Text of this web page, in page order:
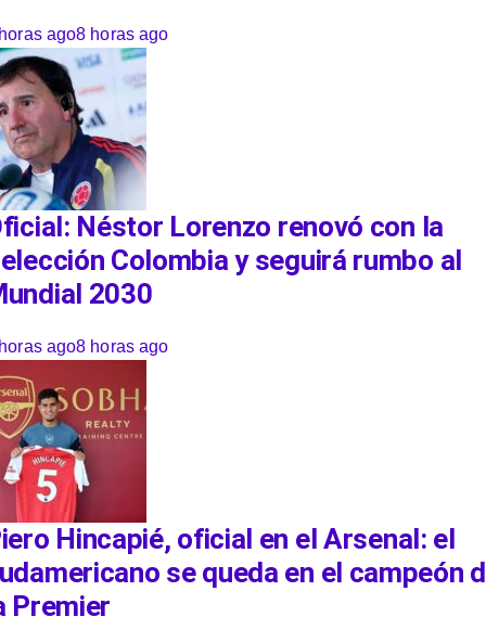
ago8 horas ago
Néstor Lorenzo renovó con la
Colombia y seguirá rumbo al
2030
ago8 horas ago
Hincapié, oficial en el Arsenal: el
se queda en el campeón
Premier